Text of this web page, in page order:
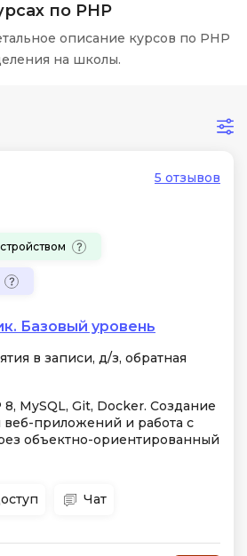
по PHP
описание курсов по PHP
на школы.
5 отзывов
Базовый уровень
в записи, д/з, обратная
8, MySQL, Git, Docker. Создание
веб-приложений и работа с
объектно-ориентированный
Чат